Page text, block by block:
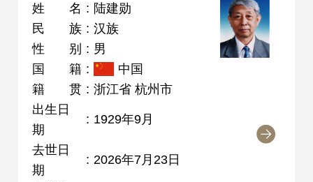
姓名 : 陆建勋
民族 : 汉族
性别 : 男
国籍 :
中国
籍贯 : 浙江省 杭州市
出生日
期
: 1929年9月
去世日
期
: 2026年7月23日